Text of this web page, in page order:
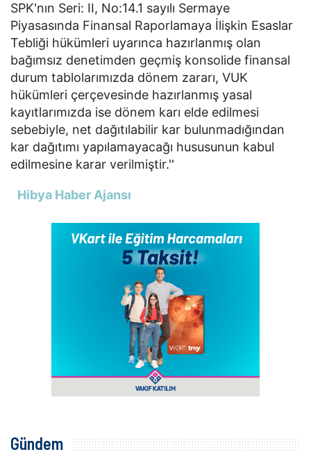
SPK'nın Seri: II, No:14.1 sayılı Sermaye
Piyasasında Finansal Raporlamaya İlişkin Esaslar
Tebliği hükümleri uyarınca hazırlanmış olan
bağımsız denetimden geçmiş konsolide finansal
durum tablolarımızda dönem zararı, VUK
hükümleri çerçevesinde hazırlanmış yasal
kayıtlarımızda ise dönem karı elde edilmesi
sebebiyle, net dağıtılabilir kar bulunmadığından
kar dağıtımı yapılamayacağı hususunun kabul
edilmesine karar verilmiştir.''
Hibya Haber Ajansı
Gündem